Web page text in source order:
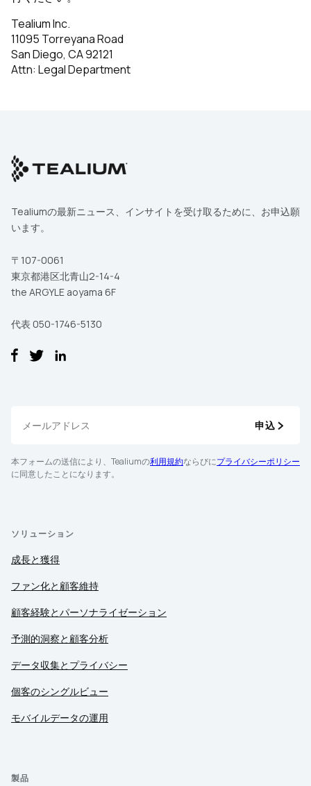
Tealium Inc.
11095 Torreyana Road
San Diego, CA 92121
Attn: Legal Department
Tealiumの最新ニュース、インサイトを受け取るために、お申込願
います。
〒107-0061
東京都港区北青山2-14-4
the ARGYLE aoyama 6F
代表 050-1746-5130
申込
本フォームの送信により、Tealiumの利用規約ならびにプライバシーポリシー
に同意したことになります。
ソリューション
成長と獲得
ファン化と顧客維持
顧客経験とパーソナライゼーション
予測的洞察と顧客分析
データ収集とプライバシー
個客のシングルビュー
モバイルデータの運用
製品